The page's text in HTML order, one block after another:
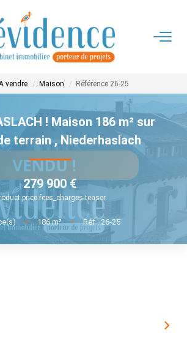
ACHETER
LOUER
ESTIMER
FAIRE GERER
NOTRE AGENCE
CONTACT
vendre Maison Référence 26-25
! Maison 186 m² sur
terrain , Niederhaslach
279 900 €
• 186m² • Réf : 26-25